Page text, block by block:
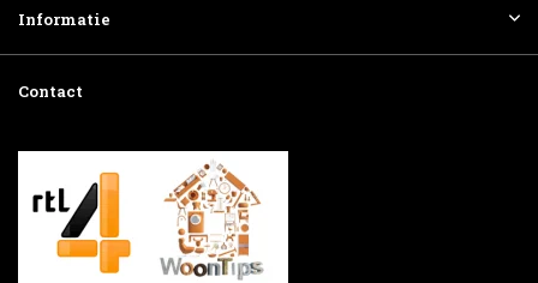
Informatie
Contact